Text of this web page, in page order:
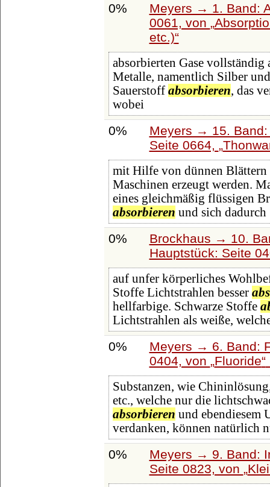
0%
Meyers → 1. Band:
0061, von
etc.)
absorbierten Gase vollständig
Metalle, namentlich Silber
Sauerstoff absorbieren, das
wobei
0%
Meyers → 15.
Seite 0664,
mit Hilfe von dünnen Blättern
Maschinen erzeugt werden.
eines gleichmäßig flüssigen
absorbieren und sich dadurch
0%
Brockhaus → 10.
Hauptstück: Seite
auf unfer körperliches
Stoffe Lichtstrahlen besser
hellfarbige. Schwarze Stoffe
Lichtstrahlen als weiße,
0%
Meyers → 6. Band:
0404, von Fluoride
Substanzen, wie
etc., welche nur die
absorbieren und ebendiesem
verdanken, können natürlich
0%
Meyers → 9. Band:
Seite 0823, von